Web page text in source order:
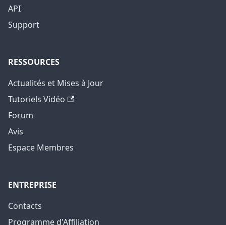
API
Support
RESSOURCES
Actualités et Mises à Jour
Tutoriels Vidéo
Forum
Avis
Espace Membres
ENTREPRISE
Contacts
Programme d'Affiliation